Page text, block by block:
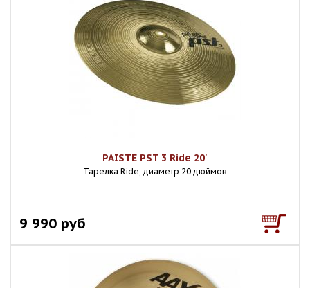
PAISTE PST 3 Ride 20'
Тарелка Ride, диаметр 20 дюймов
9 990 руб